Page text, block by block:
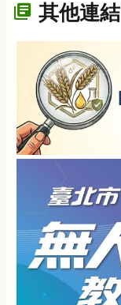
其他連結